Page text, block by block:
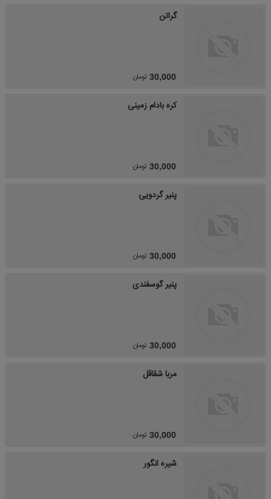
گراتن
30,000 تومان
کره بادام زمینی
30,000 تومان
پنیر گردویی
30,000 تومان
پنیر گوسفندی
30,000 تومان
مربا شقاقل
30,000 تومان
شیره انگور